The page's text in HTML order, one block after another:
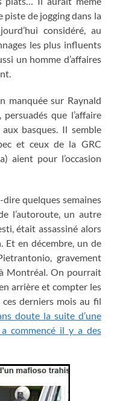
piste de jogging dans la
considéré, au
les plus influents
un homme d’affaires
manquée sur Raynald
que l’affaire
basques. Il semble
et ceux de la GRC
aient pour l’occasion
dire quelques semaines
l’autoroute, un autre
était assassiné alors
Et en décembre, un de
gravement
Montréal. On pourrait
arrière et compter les
derniers mois au fil
doute la suite d’une
commencé il y a des